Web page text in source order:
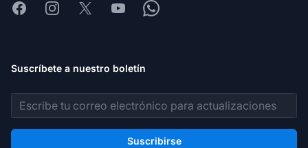
FacebookInstagram
X YoutubeWhatsapp
Suscríbete a nuestro boletín
Dirección de correo electrónico
Suscribirse